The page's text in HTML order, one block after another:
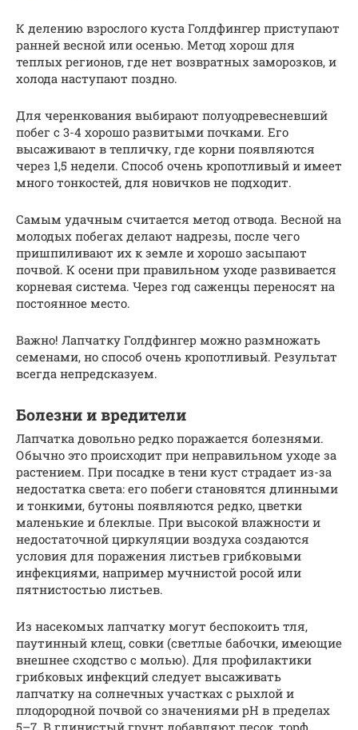
К делению взрослого куста Голдфингер приступают
ранней весной или осенью. Метод хорош для
теплых регионов, где нет возвратных заморозков, и
холода наступают поздно.
Для черенкования выбирают полуодревесневший
побег с 3-4 хорошо развитыми почками. Его
высаживают в тепличку, где корни появляются
через 1,5 недели. Способ очень кропотливый и имеет
много тонкостей, для новичков не подходит.
Самым удачным считается метод отвода. Весной на
молодых побегах делают надрезы, после чего
пришпиливают их к земле и хорошо засыпают
почвой. К осени при правильном уходе развивается
корневая система. Через год саженцы переносят на
постоянное место.
Важно! Лапчатку Голдфингер можно размножать
семенами, но способ очень кропотливый. Результат
всегда непредсказуем.
Болезни и вредители
Лапчатка довольно редко поражается болезнями.
Обычно это происходит при неправильном уходе за
растением. При посадке в тени куст страдает из-за
недостатка света: его побеги становятся длинными
и тонкими, бутоны появляются редко, цветки
маленькие и блеклые. При высокой влажности и
недостаточной циркуляции воздуха создаются
условия для поражения листьев грибковыми
инфекциями, например мучнистой росой или
пятнистостью листьев.
Из насекомых лапчатку могут беспокоить тля,
паутинный клещ, совки (светлые бабочки, имеющие
внешнее сходство с молью). Для профилактики
грибковых инфекций следует высаживать
лапчатку на солнечных участках с рыхлой и
плодородной почвой со значениями рН в пределах